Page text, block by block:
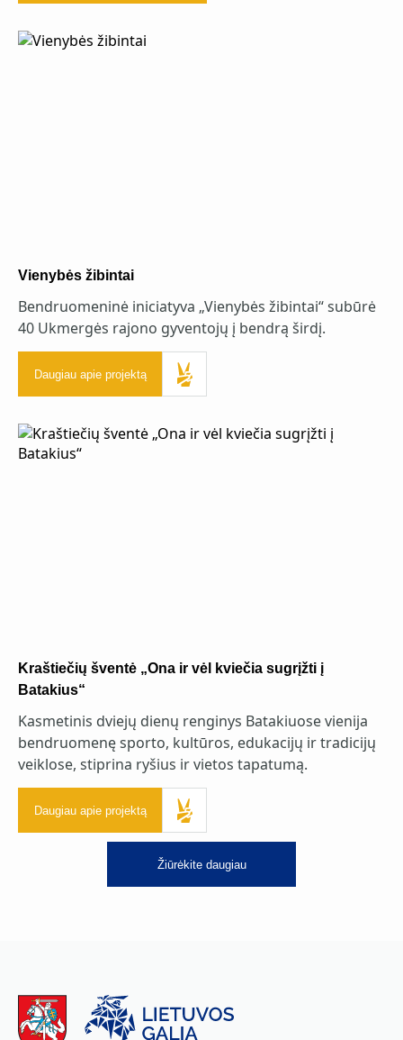
Vienybės žibintai
Bendruomeninė iniciatyva „Vienybės žibintai“ subūrė
40 Ukmergės rajono gyventojų į bendrą širdį.
Daugiau apie projektą
Kraštiečių šventė „Ona ir vėl kviečia sugrįžti į
Batakius“
Kasmetinis dviejų dienų renginys Batakiuose vienija
bendruomenę sporto, kultūros, edukacijų ir tradicijų
veiklose, stiprina ryšius ir vietos tapatumą.
Daugiau apie projektą
Žiūrėkite daugiau